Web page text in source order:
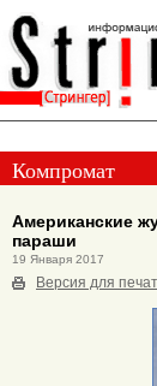
Компромат
Американские
параши
19 Января 2017
Версия для